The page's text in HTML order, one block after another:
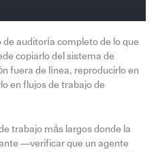
de auditoría completo de lo que
copiarlo del sistema de
fuera de línea, reproducirlo en
en flujos de trabajo de
trabajo más largos donde la
—verificar que un agente